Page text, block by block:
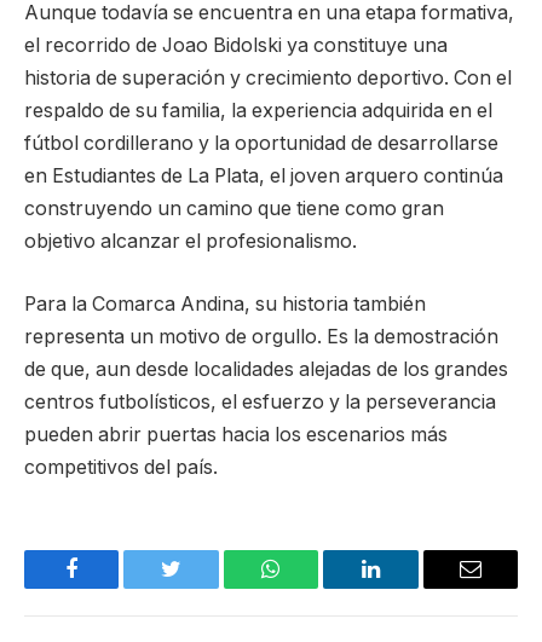
Aunque todavía se encuentra en una etapa formativa,
el recorrido de Joao Bidolski ya constituye una
historia de superación y crecimiento deportivo. Con el
respaldo de su familia, la experiencia adquirida en el
fútbol cordillerano y la oportunidad de desarrollarse
en Estudiantes de La Plata, el joven arquero continúa
construyendo un camino que tiene como gran
objetivo alcanzar el profesionalismo.
Para la Comarca Andina, su historia también
representa un motivo de orgullo. Es la demostración
de que, aun desde localidades alejadas de los grandes
centros futbolísticos, el esfuerzo y la perseverancia
pueden abrir puertas hacia los escenarios más
competitivos del país.
Facebook Twitter WhatsApp LinkedIn Email